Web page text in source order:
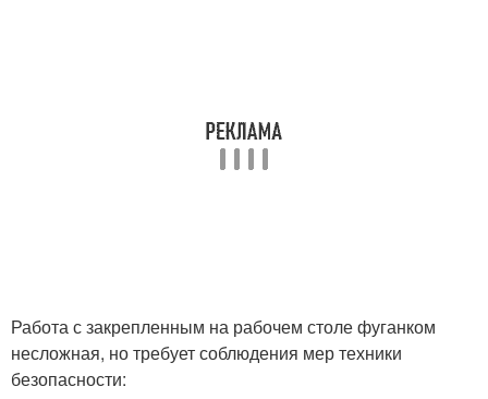
Работа с закрепленным на рабочем столе фуганком
несложная, но требует соблюдения мер техники
безопасности: